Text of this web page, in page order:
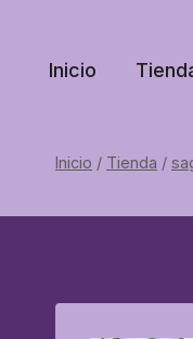
contenido
Inicio
Inicio / Tienda /